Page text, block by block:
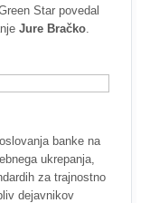
Star povedal
Jure Bračko
banke na
ukrepanja,
za trajnostno
dejavnikov